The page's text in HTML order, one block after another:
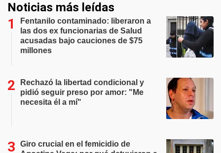
Noticias más leídas
Fentanilo contaminado: liberaron a
las dos ex funcionarias de Salud
acusadas bajo cauciones de $75
millones
Rechazó la libertad condicional y
pidió seguir preso por amor: "Me
necesita él a mí"
Giro crucial en el femicidio de